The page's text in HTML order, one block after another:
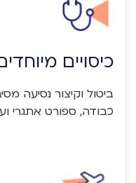
כיסויים
ביטול וקיצור נסיעה
כבודה, ספורט אתגרי